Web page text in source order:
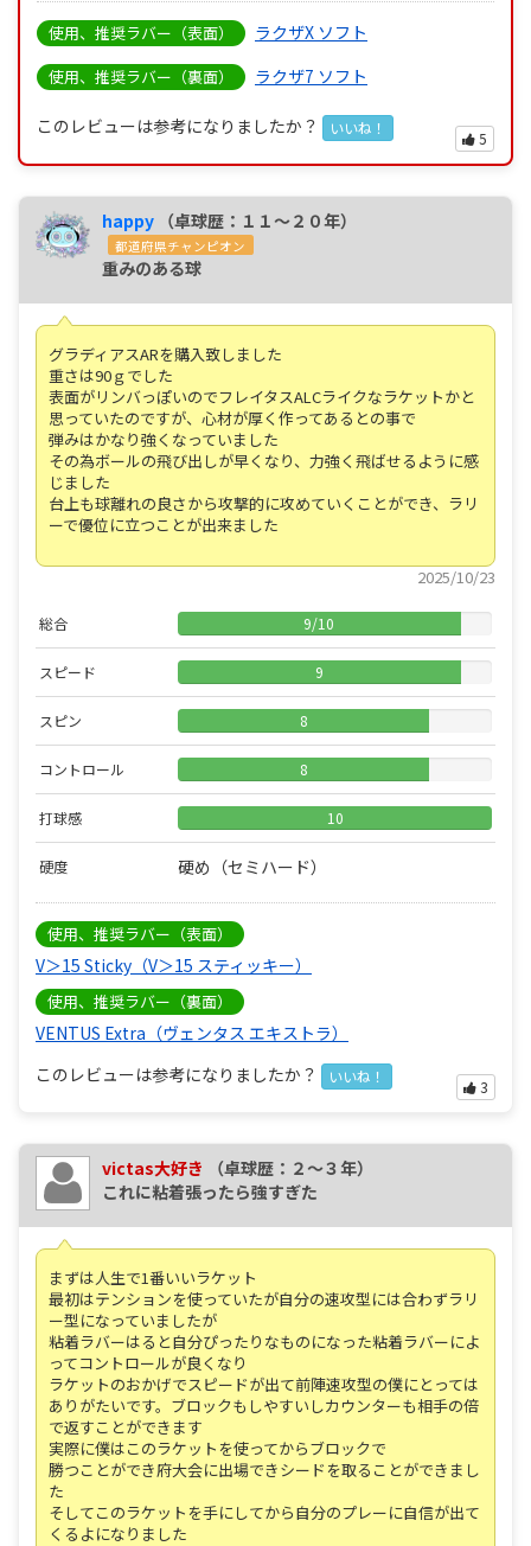
使用、推奨ラバー（表面） ラクザX ソフト
使用、推奨ラバー（裏面） ラクザ7 ソフト
このレビューは参考になりましたか？ いいね！
5
happy （卓球歴：１１～２０年）
都道府県チャンピオン
重みのある球
グラディアスARを購入致しました
重さは90ｇでした
表面がリンバっぽいのでフレイタスALCライクなラケットかと
思っていたのですが、心材が厚く作ってあるとの事で
弾みはかなり強くなっていました
その為ボールの飛び出しが早くなり、力強く飛ばせるように感
じました
台上も球離れの良さから攻撃的に攻めていくことができ、ラリ
ーで優位に立つことが出来ました
2025/10/23
総合 9/10
スピード 9
スピン 8
コントロール 8
打球感 10
硬度 硬め（セミハード）
使用、推奨ラバー（表面）
V＞15 Sticky（V＞15 スティッキー）
使用、推奨ラバー（裏面）
VENTUS Extra（ヴェンタス エキストラ）
このレビューは参考になりましたか？
いいね！
3
victas大好き
（卓球歴：２～３年）
これに粘着張ったら強すぎた
まずは人生で1番いいラケット
最初はテンションを使っていたが自分の速攻型には合わずラリ
ー型になっていましたが
粘着ラバーはると自分ぴったりなものになった粘着ラバーによ
ってコントロールが良くなり
ラケットのおかげでスピードが出て前陣速攻型の僕にとっては
ありがたいです。ブロックもしやすいしカウンターも相手の倍
で返すことができます
実際に僕はこのラケットを使ってからブロックで
勝つことができ府大会に出場できシードを取ることができまし
た
そしてこのラケットを手にしてから自分のプレーに自信が出て
くるよになりました